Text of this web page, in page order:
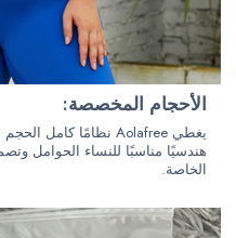
الأحجام المخصصة:
هندسيًا مناسبًا للنساء الحوامل
الخاصة.